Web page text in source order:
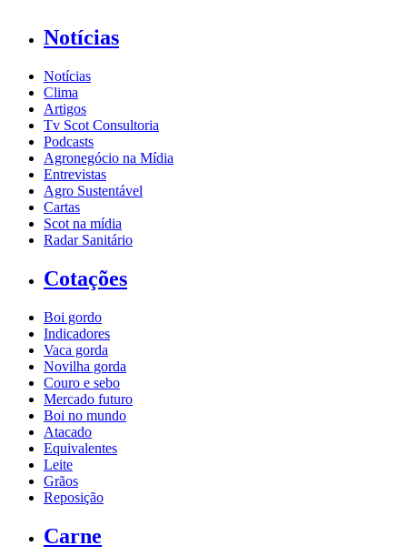
Notícias
Notícias
Clima
Artigos
Tv Scot Consultoria
Podcasts
Agronegócio na Mídia
Entrevistas
Agro Sustentável
Cartas
Scot na mídia
Radar Sanitário
Cotações
Boi gordo
Indicadores
Vaca gorda
Novilha gorda
Couro e sebo
Mercado futuro
Boi no mundo
Atacado
Equivalentes
Leite
Grãos
Reposição
Carne